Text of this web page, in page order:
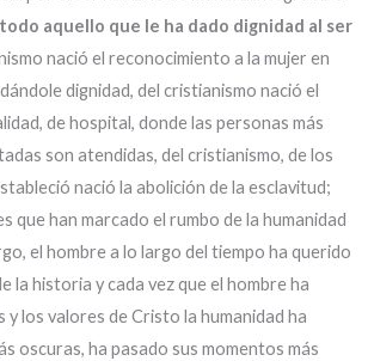
aquello que le ha dado dignidad al ser
nació el reconocimiento a la mujer en
dignidad, del cristianismo nació el
de hospital, donde las personas más
son atendidas, del cristianismo, de los
nació la abolición de la esclavitud;
que han marcado el rumbo de la humanidad
el hombre a lo largo del tiempo ha querido
la historia y cada vez que el hombre ha
los valores de Cristo la humanidad ha
oscuras, ha pasado sus momentos más